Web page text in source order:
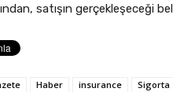
satışın gerçekleşeceği
Haber insurance Sigorta